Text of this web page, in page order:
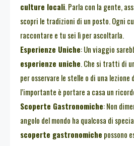
culture locali. Parla con la gente,
scopri le tradizioni di un posto. Ogni
raccontare e tu sei lì per ascoltarla.
Esperienze Uniche: Un viaggio
esperienze uniche. Che si tratti di
per osservare le stelle o di una lezione
l’importante è portare a casa un
Scoperte Gastronomiche: Non
angolo del mondo ha qualcosa di
scoperte gastronomiche possono